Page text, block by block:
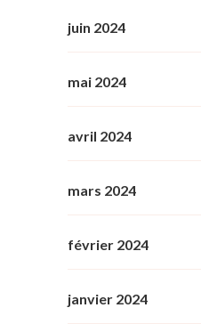
juin 2024
mai 2024
avril 2024
mars 2024
février 2024
janvier 2024